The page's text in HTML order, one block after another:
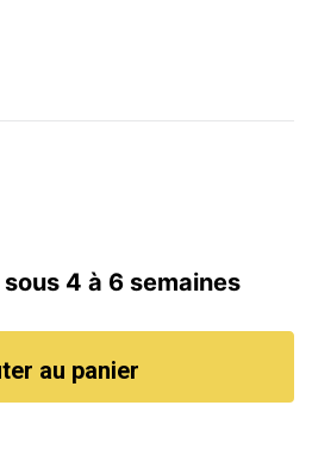
sous 4 à 6 semaines
au panier